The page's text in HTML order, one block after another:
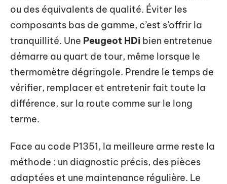
ou des équivalents de qualité. Éviter les
composants bas de gamme, c’est s’offrir la
tranquillité. Une Peugeot HDi bien entretenue
démarre au quart de tour, même lorsque le
thermomètre dégringole. Prendre le temps de
vérifier, remplacer et entretenir fait toute la
différence, sur la route comme sur le long
terme.
Face au code P1351, la meilleure arme reste la
méthode : un diagnostic précis, des pièces
adaptées et une maintenance régulière. Le